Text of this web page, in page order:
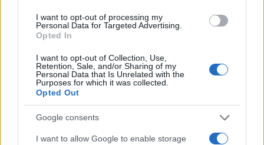
I want to opt-out of processing my
Personal Data for Targeted Advertising.
Opted In
I want to opt-out of Collection, Use,
Retention, Sale, and/or Sharing of my
Personal Data that Is Unrelated with the
Purposes for which it was collected.
Opted Out
Google consents
I want to allow Google to enable storage